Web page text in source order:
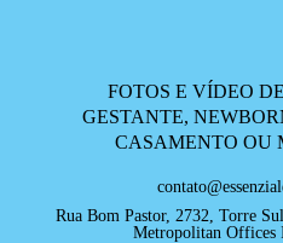
FOTOS E VÍDEO
GESTANTE,
CASAMENTO OU
Rua Bom Pastor, 2732, Torre
Metropolitan Offices